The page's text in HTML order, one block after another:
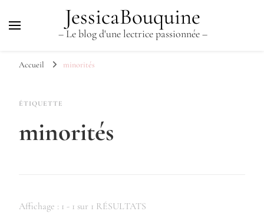
JessicaBouquine
– Le blog d'une lectrice passionnée –
Accueil minorités
ÉTIQUETTE
minorités
Affichage : 1 - 1 sur 1 RÉSULTATS